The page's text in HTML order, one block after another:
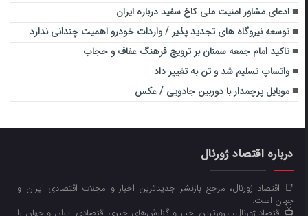
ادعای مشاور امنیت ملی کاخ سفید درباره ایران
توسعه نیروگاه های تجدید پذیر / واردات خودرو اهمیت چندانی ندارد
تاکید امام جمعه سمنان بر ترویج فرهنگ عفاف و حجاب
واتساپ تسلیم شد و تن به تغییر داد
موبایل پرچمدار با دوربین جادویی / عکس
درباره اقتصاد ژورنال
📑 اقتصاد ژورنال، مرجع بازنشر جدیدترین اخبار و مجلات اقتصادی ایران و
جهان است.
📺 اقتصاد ژورنال، بروزترین اخبار و گزارش‌های خبری اقتصادی ایران و جهان را